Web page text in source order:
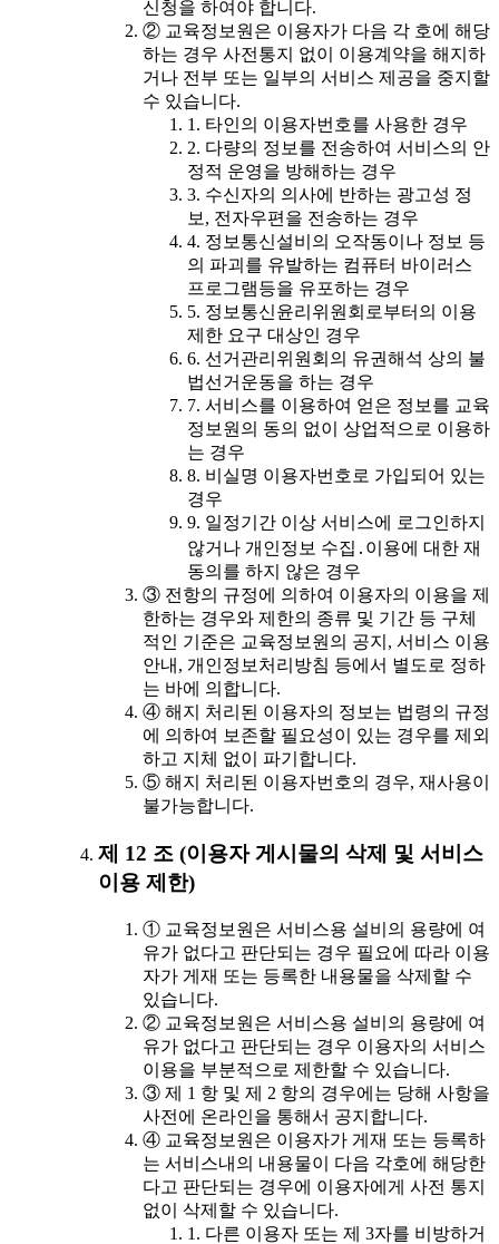
신청을 하여야 합니다.
② 교육정보원은 이용자가 다음 각 호에 해당
하는 경우 사전통지 없이 이용계약을 해지하
거나 전부 또는 일부의 서비스 제공을 중지할
수 있습니다.
1. 타인의 이용자번호를 사용한 경우
2. 다량의 정보를 전송하여 서비스의 안
정적 운영을 방해하는 경우
3. 수신자의 의사에 반하는 광고성 정
보, 전자우편을 전송하는 경우
4. 정보통신설비의 오작동이나 정보 등
의 파괴를 유발하는 컴퓨터 바이러스
프로그램등을 유포하는 경우
5. 정보통신윤리위원회로부터의 이용
제한 요구 대상인 경우
6. 선거관리위원회의 유권해석 상의 불
법선거운동을 하는 경우
7. 서비스를 이용하여 얻은 정보를 교육
정보원의 동의 없이 상업적으로 이용하
는 경우
8. 비실명 이용자번호로 가입되어 있는
경우
9. 일정기간 이상 서비스에 로그인하지
않거나 개인정보 수집․이용에 대한 재
동의를 하지 않은 경우
③ 전항의 규정에 의하여 이용자의 이용을 제
한하는 경우와 제한의 종류 및 기간 등 구체
적인 기준은 교육정보원의 공지, 서비스 이용
안내, 개인정보처리방침 등에서 별도로 정하
는 바에 의합니다.
④ 해지 처리된 이용자의 정보는 법령의 규정
에 의하여 보존할 필요성이 있는 경우를 제외
하고 지체 없이 파기합니다.
⑤ 해지 처리된 이용자번호의 경우, 재사용이
불가능합니다.
제 12 조 (이용자 게시물의 삭제 및 서비스
이용 제한)
① 교육정보원은 서비스용 설비의 용량에 여
유가 없다고 판단되는 경우 필요에 따라 이용
자가 게재 또는 등록한 내용물을 삭제할 수
있습니다.
② 교육정보원은 서비스용 설비의 용량에 여
유가 없다고 판단되는 경우 이용자의 서비스
이용을 부분적으로 제한할 수 있습니다.
③ 제 1 항 및 제 2 항의 경우에는 당해 사항을
사전에 온라인을 통해서 공지합니다.
④ 교육정보원은 이용자가 게재 또는 등록하
는 서비스내의 내용물이 다음 각호에 해당한
다고 판단되는 경우에 이용자에게 사전 통지
없이 삭제할 수 있습니다.
1. 다른 이용자 또는 제 3자를 비방하거